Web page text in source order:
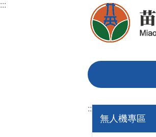
跳到主要內容區塊
:::
:::
無人機專區